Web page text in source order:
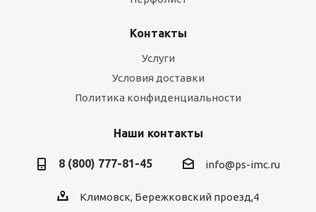
Контакты
Услуги
Условия доставки
Политика конфиденциальности
Наши контакты
8 (800) 777-81-45 info@ps-imc.ru
Климовск, Бережковский проезд,4